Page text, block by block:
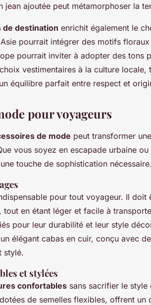
jean ajoutée peut métamorphoser la
de destination enrichit également le
pourrait intégrer des motifs
pourrait inviter à adopter des tons
vestimentaires à la culture
équilibre parfait entre respect et
pour voyageurs
de mode peut transformer
vous soyez en escapade urbaine
touche de sophistication nécessaire.
pour tout voyageur. Il doit
tout en étant léger et facile à
pour leur durabilité et leur style
élégant cabas en cuir, conçu avec
stylé.
et stylées
confortables sans sacrifier le
de semelles flexibles, offrent